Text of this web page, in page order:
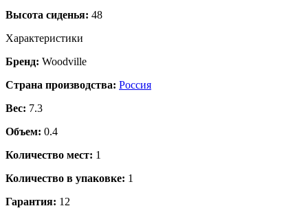
Высота сиденья: 48
Характеристики
Бренд: Woodville
Страна производства: Россия
Вес: 7.3
Объем: 0.4
Количество мест: 1
Количество в упаковке: 1
Гарантия: 12